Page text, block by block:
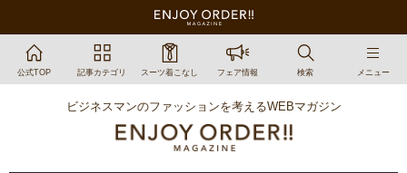
公式TOP 記事カテゴリ スーツ着こなし フェア情報 検索 メニュー
ビジネスマンのファッションを考えるWEBマガジン